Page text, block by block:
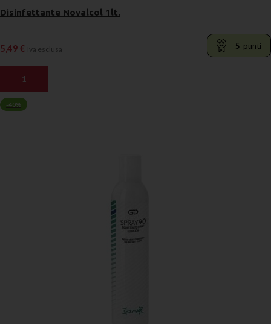
Disinfettante Novalcol 1lt.
5,49 € Iva esclusa 5 punti
AGGIUNGI AL CARRELLO
-40%